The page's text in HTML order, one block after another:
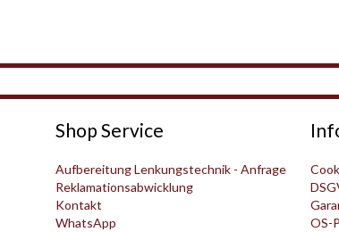
Shop Service
Aufbereitung Lenkungstechnik - Anfrage
Reklamationsabwicklung
Kontakt
WhatsApp
OS-